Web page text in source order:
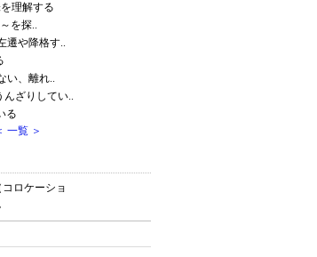
理解する
を探..
遷や降格す..
い、離れ..
んざりしてい..
る
一覧 ＞
ロケーショ